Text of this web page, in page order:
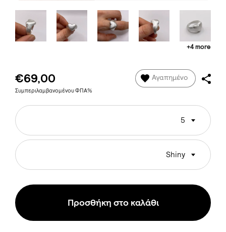
+4 more
€69,00
Συμπεριλαμβανομένου ΦΠΑ%
Αγαπημένο
5
Shiny
Προσθήκη στο καλάθι